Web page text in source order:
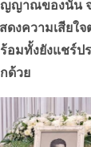
ญญาณของนัน
ดงความเสียใ
อมทั้งยังแชร์
ด้วย